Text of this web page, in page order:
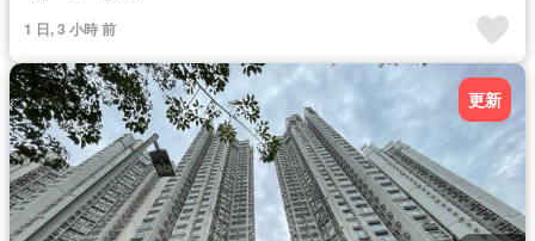
1 日, 3 小時 前
更新